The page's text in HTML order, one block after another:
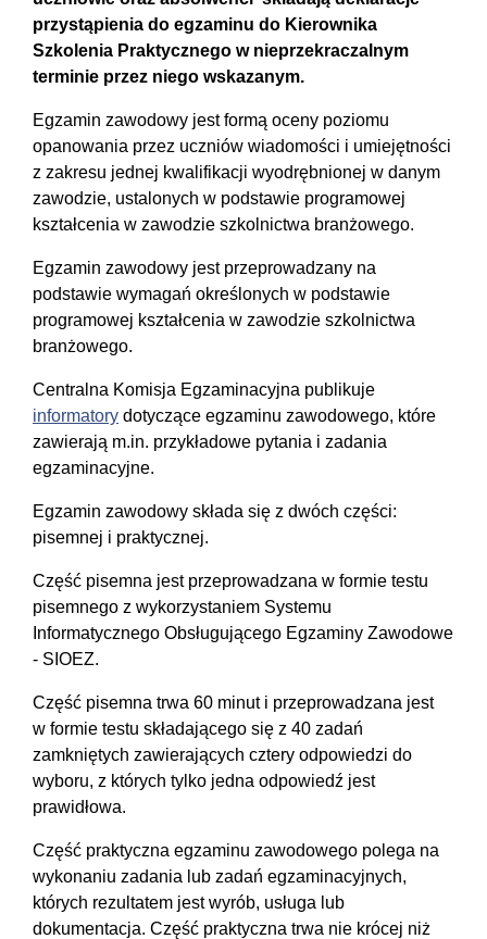
przystąpienia do egzaminu do Kierownika
Szkolenia Praktycznego w nieprzekraczalnym
terminie przez niego wskazanym.
Egzamin zawodowy jest ‎formą oceny poziomu
opanowania ‎przez uczniów wiadomości i umiejętności
z zakresu ‎jednej kwalifikacji wyodrębnionej w ‎danym
zawodzie, ustalonych w podstawie programowej
kształcenia w zawodzie szkolnictwa branżowego.
Egzamin zawodowy jest przeprowadzany na
podstawie wymagań określonych w podstawie
programowej kształcenia w zawodzie szkolnictwa
branżowego.
Centralna Komisja Egzaminacyjna publikuje
informatory dotyczące egzaminu ‎zawodowego, które
zawierają m.in. ‎przykładowe pytania i ‎zadania
egzaminacyjne.
Egzamin zawodowy składa się z dwóch części:
pisemnej i praktycznej.
Część pisemna jest przeprowadzana w formie testu
pisemnego z wykorzystaniem Systemu
Informatycznego Obsługującego Egzaminy Zawodowe
- SIOEZ.
Część pisemna trwa 60 minut i przeprowadzana jest
w formie testu składającego się z 40 zadań
zamkniętych zawierających cztery odpowiedzi do
wyboru, z których tylko jedna odpowiedź jest
prawidłowa.
Część praktyczna egzaminu zawodowego polega na
wykonaniu zadania lub zadań egzaminacyjnych,
których rezultatem jest wyrób, usługa lub
dokumentacja. Część praktyczna trwa nie krócej niż